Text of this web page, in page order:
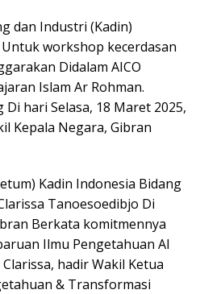
dan Industri (Kadin)
workshop kecerdasan
Didalam AICO
Islam Ar Rohman.
hari Selasa, 18 Maret 2025,
Kepala Negara, Gibran
Kadin Indonesia Bidang
Tanoesoedibjo Di
Berkata komitmennya
Ilmu Pengetahuan AI
hadir Wakil Ketua
& Transformasi